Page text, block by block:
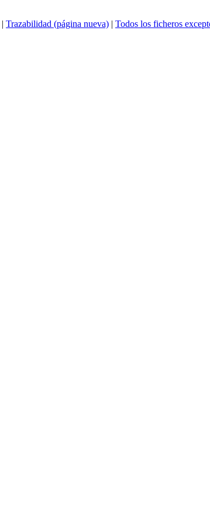
| Trazabilidad (página nueva) | Todos los ficheros